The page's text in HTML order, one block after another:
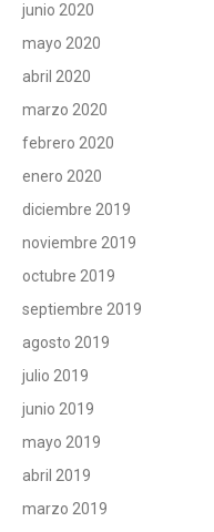
junio 2020
mayo 2020
abril 2020
marzo 2020
febrero 2020
enero 2020
diciembre 2019
noviembre 2019
octubre 2019
septiembre 2019
agosto 2019
julio 2019
junio 2019
mayo 2019
abril 2019
marzo 2019